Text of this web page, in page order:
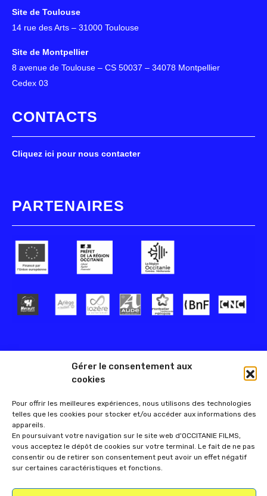
Gérer le consentement aux
cookies
Pour offrir les meilleures expériences, nous utilisons des technologies
telles que les cookies pour stocker et/ou accéder aux informations des
appareils.
En poursuivant votre navigation sur le site web d'OCCITANIE FILMS,
vous acceptez le dépôt de cookies sur votre terminal. Le fait de ne pas
consentir ou de retirer son consentement peut avoir un effet négatif
sur certaines caractéristiques et fonctions.
Site de Toulouse
14 rue des Arts – 31000 Toulouse
Site de Montpellier
8 avenue de Toulouse – CS 50037 – 34078 Montpellier
Cedex 03
CONTACTS
Cliquez ici pour nous contacter
PARTENAIRES